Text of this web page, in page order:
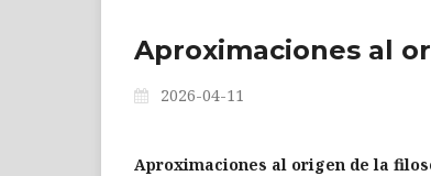
Aproximaciones al
2026-04-11
Aproximaciones al origen de la